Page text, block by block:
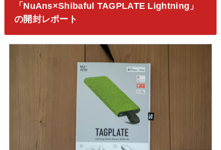
「NuAns×Shibaful TAGPLATE Lightning」
の開封レポート